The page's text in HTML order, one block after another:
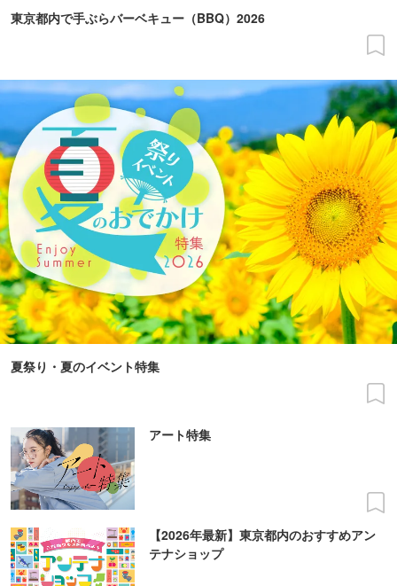
東京都内で手ぶらバーベキュー（BBQ）2026
夏祭り・夏のイベント特集
アート特集
【2026年最新】東京都内のおすすめアン
テナショップ